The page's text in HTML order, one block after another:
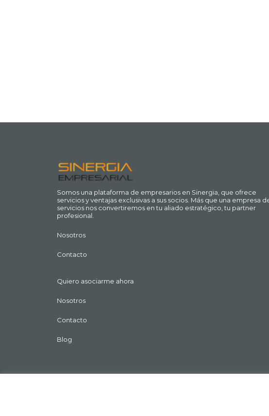
Somos una plataforma de empresarios en Sinergia, que ofrece
servicios y ventajas exclusivas a sus socios. Más que una empresa
servicios nos convertiremos en tu aliado estratégico, tu partner
profesional.
Nosotros
Contacto
Quiero asociarme ahora
Nosotros
Contacto
Blog